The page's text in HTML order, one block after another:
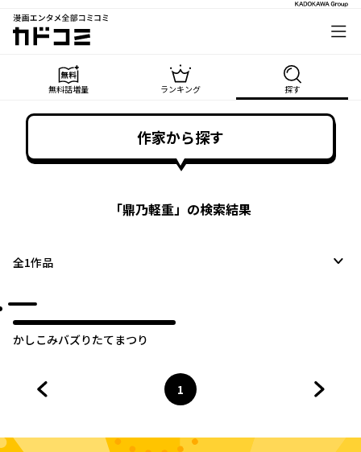
漫画エンタメ全部コミコミ
カドコミ
無料話増量 ランキング 探す
作家から探す
「鼎乃軽重」の検索結果
全1作品
かしこみバズりたてまつり
ページ
1
へ